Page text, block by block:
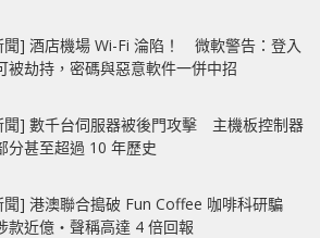
聞] 酒店機場 Wi-Fi 淪陷！ 微軟警告：登入
被劫持，密碼與惡意軟件一併中招
聞] 數千台伺服器被後門攻擊 主機板控制器
分甚至超過 10 年歷史
聞] 港澳聯合搗破 Fun Coffee 咖啡科研騙
近億‧聲稱高達 4 倍回報